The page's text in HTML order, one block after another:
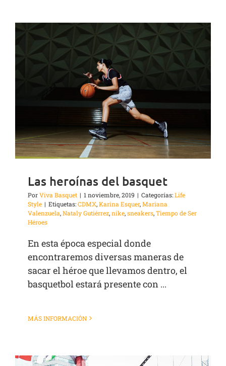
Las heroínas del basquet
PorViva Basquet | 1 noviembre, 2019 | Categorías:Life
Style | Etiquetas:CDMX,Karina Esquer,Mariana
Valenzuela,Nataly Gutiérrez,nike,sneakers,Tiempo de Ser
Héroes
En esta época especial donde
encontraremos diversas maneras de
sacar el héroe que llevamos dentro, el
basquetbol estará presente con ...
MÁS INFORMACIÓN